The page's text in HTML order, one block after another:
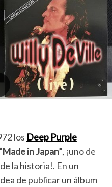
los Deep Purple
in Japan”, ¡uno de
la historia!. En un
de publicar un álbum